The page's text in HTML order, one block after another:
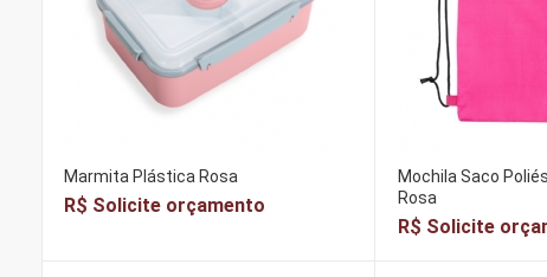
Marmita Plástica Rosa
R$ Solicite orçamento
Mochila Saco
Rosa
R$ Solicite